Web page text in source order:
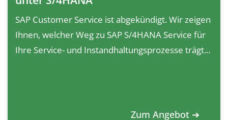
SAP Customer Service ist abgekündigt. Wir zeigen
Ihnen, welcher Weg zu SAP S/4HANA Service für
Ihre Service- und Instandhaltungsprozesse trägt...
Zum Angebot ➔